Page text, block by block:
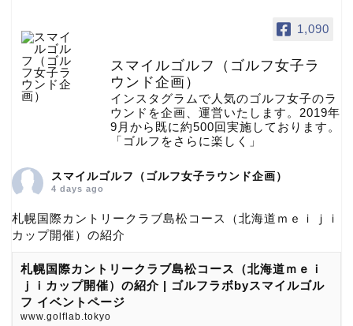
1,090
スマイルゴルフ（ゴルフ女子ラ
ウンド企画）
インスタグラムで人気のゴルフ女子のラ
ウンドを企画、運営いたします。2019年
9月から既に約500回実施しております。
「ゴルフをさらに楽しく」
スマイルゴルフ（ゴルフ女子ラウンド企画）
4 days ago
札幌国際カントリークラブ島松コース（北海道ｍｅｉｊｉ
カップ開催）の紹介
札幌国際カントリークラブ島松コース（北海道ｍｅｉ
ｊｉカップ開催）の紹介 | ゴルフラボbyスマイルゴル
フ イベントページ
www.golflab.tokyo